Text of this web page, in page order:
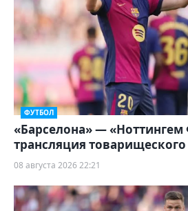
ФУТБОЛ
«Барселона» —
трансляция
08 августа 2026 22:21